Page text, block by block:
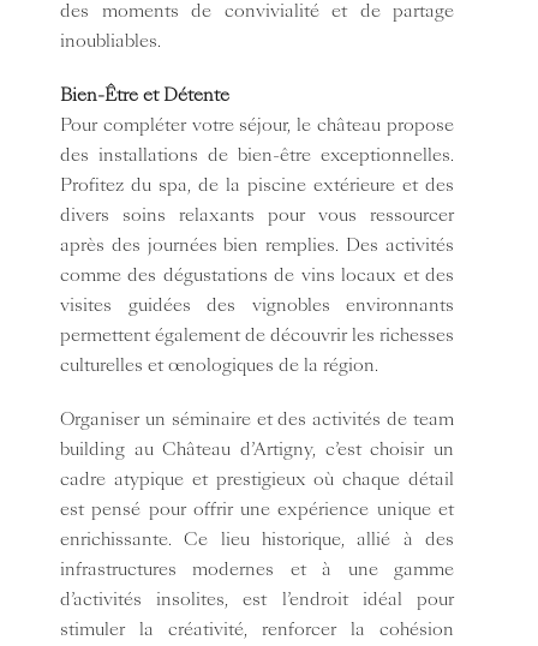
des moments de convivialité et de partage
inoubliables.
Bien-Être et Détente
Pour compléter votre séjour, le château propose
des installations de bien-être exceptionnelles.
Profitez du spa, de la piscine extérieure et des
divers soins relaxants pour vous ressourcer
après des journées bien remplies. Des activités
comme des dégustations de vins locaux et des
visites guidées des vignobles environnants
permettent également de découvrir les richesses
culturelles et œnologiques de la région.
Organiser un séminaire et des activités de team
building au Château d’Artigny, c’est choisir un
cadre atypique et prestigieux où chaque détail
est pensé pour offrir une expérience unique et
enrichissante. Ce lieu historique, allié à des
infrastructures modernes et à une gamme
d’activités insolites, est l’endroit idéal pour
stimuler la créativité, renforcer la cohésion